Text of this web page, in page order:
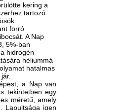
kering a
tartozó
forró
A Nap
5%-ban
hidrogén
héliummá
hatalmas
a Nap van
tekintetben egy
méretű, amely
Lapultsága igen